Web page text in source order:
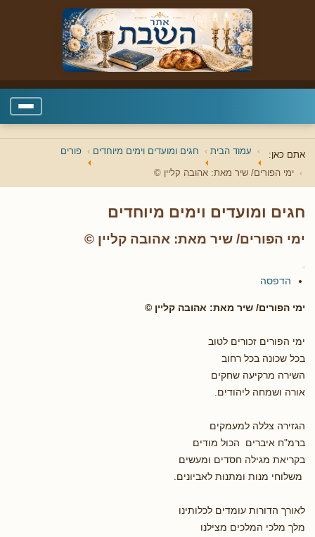
אתם כאן: עמוד הבית חגים ומועדים וימים מיוחדים פורים
ימי הפורים/ שיר מאת: אהובה קליין ©
חגים ומועדים וימים מיוחדים
ימי הפורים/ שיר מאת: אהובה קליין ©
הדפסה
ימי הפורים/ שיר מאת: אהובה קליין ©
ימי הפורים זכורים לטוב
בכל שכונה בכל רחוב
השירה מרקיעה שחקים
אורה ושמחה ליהודים.
הגזירה צללה למעמקים
ברמ"ח איברים הכול מודים
בקריאת מגילה חסדים ומעשים
משלוחי מנות ומתנות לאביונים.
לאורך הדורות עומדים לכלותינו
מלך מלכי המלכים מצילנו